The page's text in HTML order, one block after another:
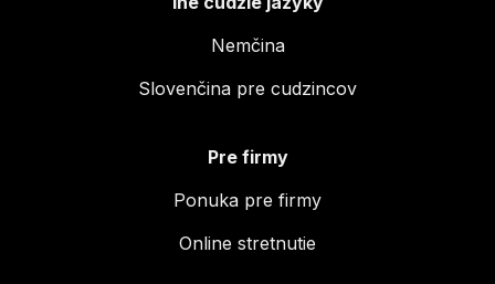
Nemčina
Slovenčina pre cudzincov
Pre firmy
Ponuka pre firmy
Online stretnutie